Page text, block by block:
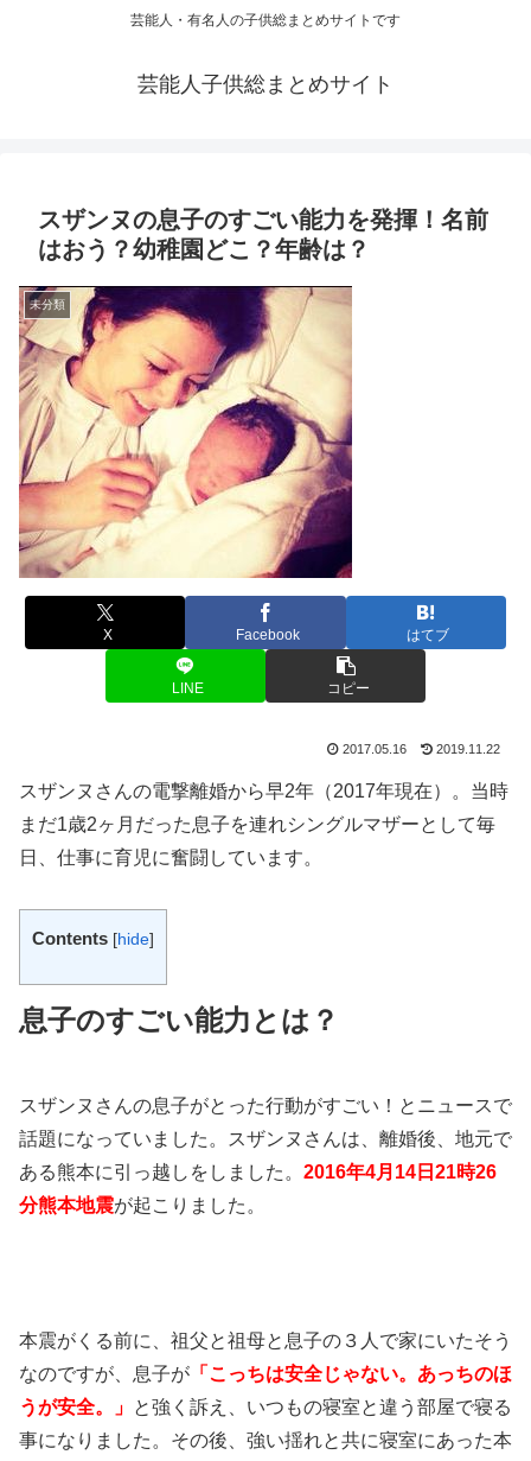
芸能人・有名人の子供総まとめサイトです
芸能人子供総まとめサイト
スザンヌの息子のすごい能力を発揮！名前
はおう？幼稚園どこ？年齢は？
未分類
X Facebook はてブ
LINE コピー
2017.05.16 2019.11.22
スザンヌさんの電撃離婚から早2年（2017年現在）。当時
まだ1歳2ヶ月だった息子を連れシングルマザーとして毎
日、仕事に育児に奮闘しています。
Contents [hide]
息子のすごい能力とは？
スザンヌさんの息子がとった行動がすごい！とニュースで
話題になっていました。スザンヌさんは、離婚後、地元で
ある熊本に引っ越しをしました。 2016年4月14日21時26
分熊本地震が起こりました。
本震がくる前に、祖父と祖母と息子の３人で家にいたそう
なのですが、息子が 「こっちは安全じゃない。あっちのほ
うが安全。」 と強く訴え、いつもの寝室と違う部屋で寝る
事になりました。その後、強い揺れと共に寝室にあった本